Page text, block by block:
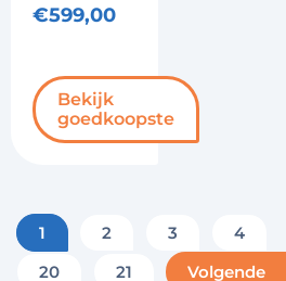
€599,00
Bekijk
goedkoopste
1 2 3 4
20
21 Volgende